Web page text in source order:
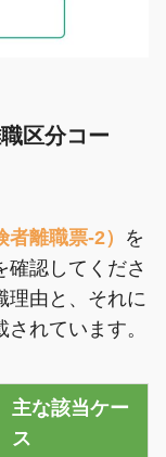
区分コー
離職票-2）
を
確認してくださ
理由と、それに
れています。
主な該当ケー
ス